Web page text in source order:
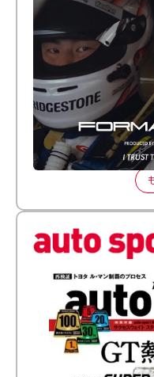
倒す相手を、信じ
【FORMATION